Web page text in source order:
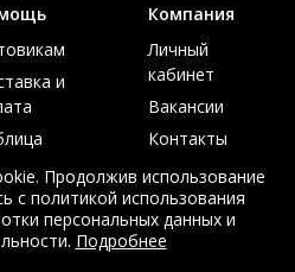
и
Компания
Личный
кабинет
Вакансии
Контакты
Продолжив использование
с политикой использования
персональных данных и
Подробнее